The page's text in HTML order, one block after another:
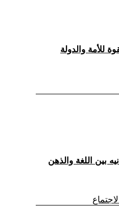
للأمة والدولة
بين اللغة والذهن